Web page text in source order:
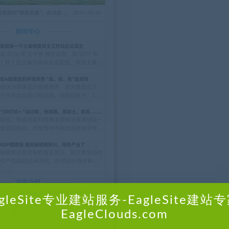
专业建站服务-EagleSite建站
EagleClouds.com